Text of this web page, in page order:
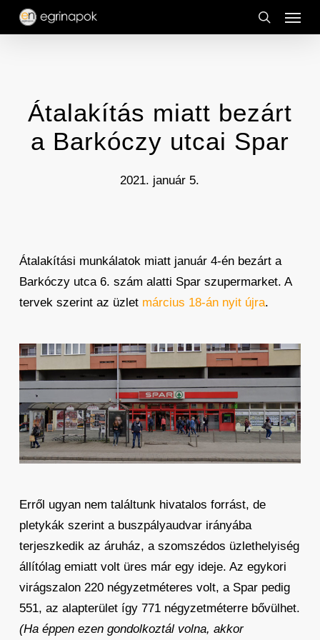
Skip
search
Menu
Átalakítás miatt bezárt
a Barkóczy utcai Spar
2021. január 5.
Átalakítási munkálatok miatt január 4-én bezárt a
Barkóczy utca 6. szám alatti Spar szupermarket. A
tervek szerint az üzlet március 18-án nyit újra.
Erről ugyan nem találtunk hivatalos forrást, de
pletykák szerint a buszpályaudvar irányába
terjeszkedik az áruház, a szomszédos üzlethelyiség
állítólag emiatt volt üres már egy ideje. Az egykori
virágszalon 220 négyzetméteres volt, a Spar pedig
551, az alapterület így 771 négyzetméterre bővülhet.
(Ha éppen ezen gondolkoztál volna, akkor